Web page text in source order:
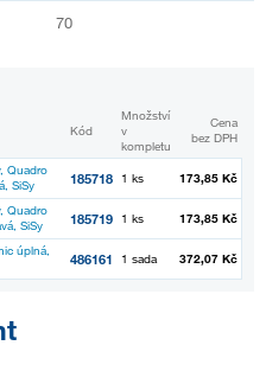
70
Kód
Množství
v
kompletu
Cena
bez DPH
Quadro
SiSy
185718 1 ks 173,85 Kč
Quadro
SiSy
185719 1 ks 173,85 Kč
úplná,
486161 1 sada 372,07 Kč